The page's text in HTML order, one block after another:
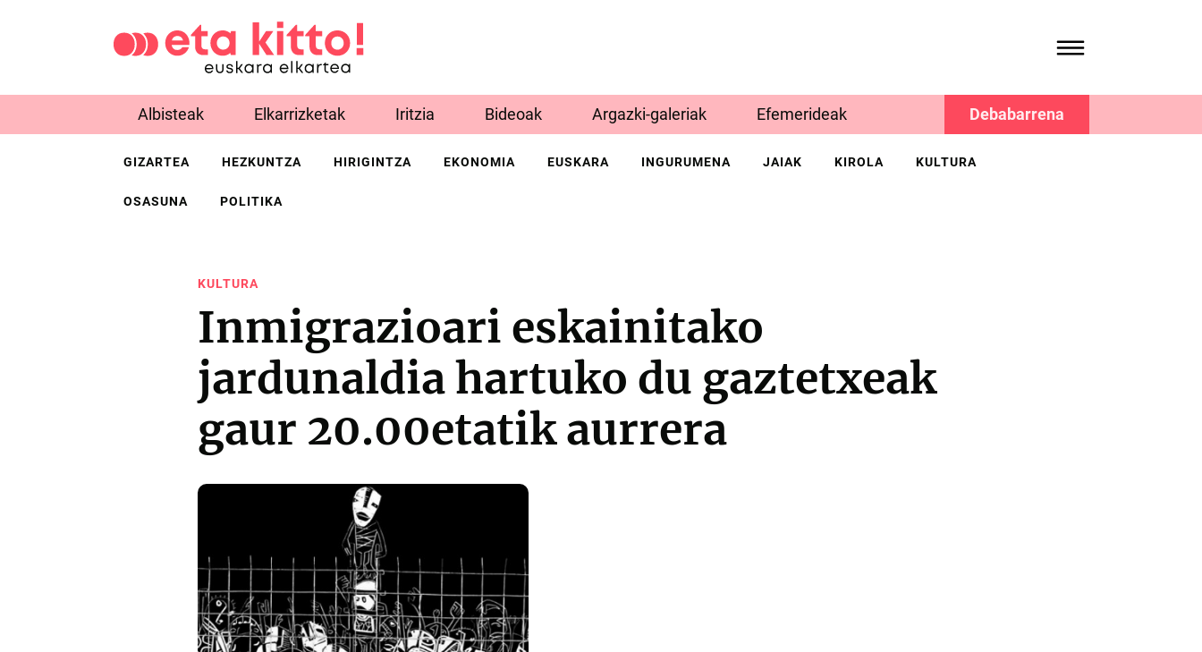
Albisteak Elkarrizketak Iritzia Bideoak Argazki-galeriak Efemerideak Debabarrena
GIZARTEA HEZKUNTZA HIRIGINTZA EKONOMIA EUSKARA INGURUMENA JAIAK KIROLA KULTURA
OSASUNA POLITIKA
KULTURA
Inmigrazioari eskainitako
jardunaldia hartuko du gaztetxeak
gaur 20.00etatik aurrera